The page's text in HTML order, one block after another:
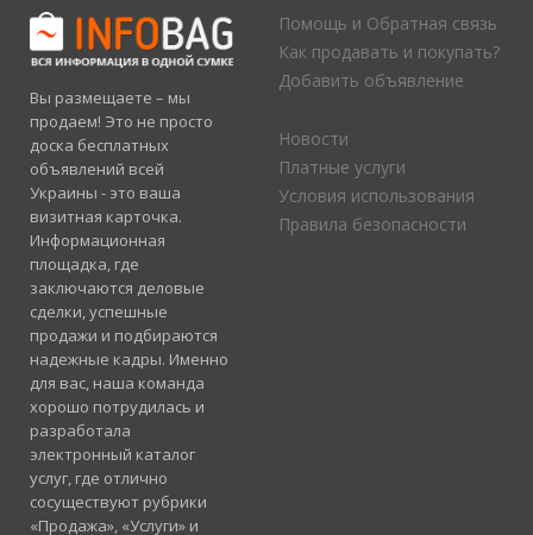
Вы размещаете – мы
продаем! Это не просто
доска бесплатных
объявлений всей
Украины - это ваша
визитная карточка.
Информационная
площадка, где
заключаются деловые
сделки, успешные
продажи и подбираются
надежные кадры. Именно
для вас, наша команда
хорошо потрудилась и
разработала
электронный каталог
услуг, где отлично
сосуществуют рубрики
«Продажа», «Услуги» и
Помощь и Обратная связь
Как продавать и покупать?
Добавить объявление
Новости
Платные услуги
Условия использования
Правила безопасности